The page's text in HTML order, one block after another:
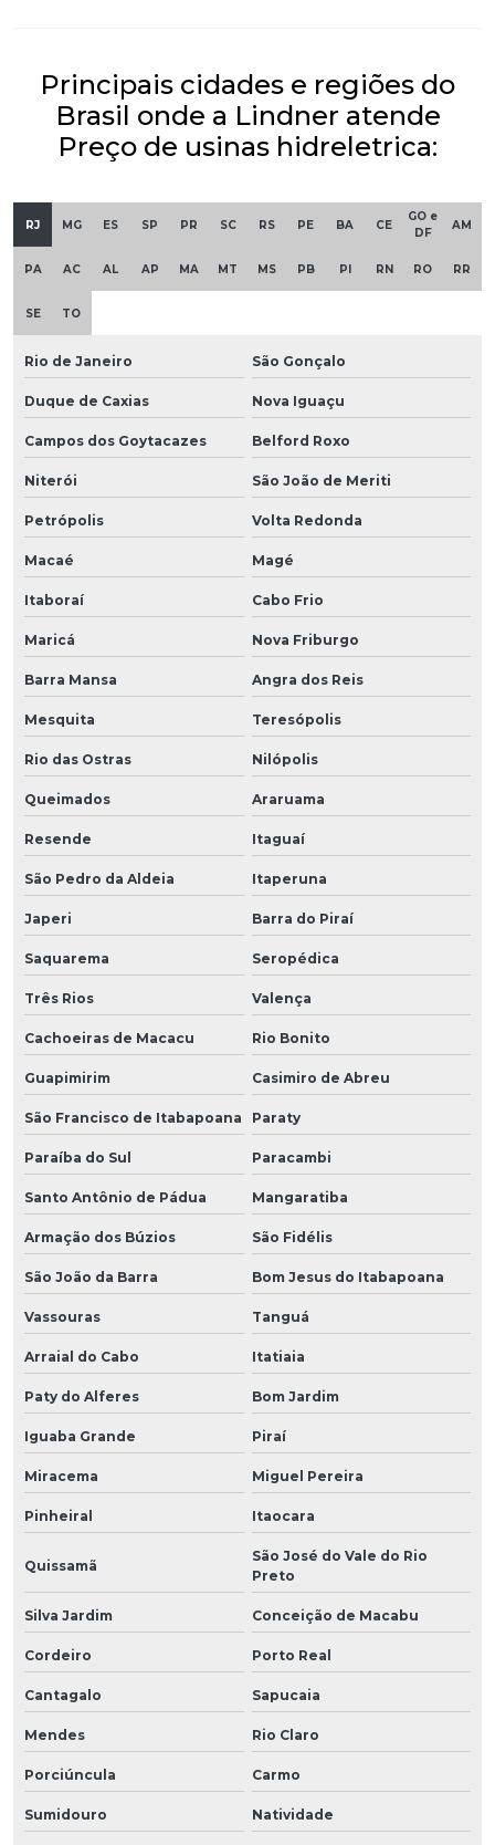
Principais cidades e regiões do
Brasil onde a Lindner atende
Preço de usinas hidreletrica:
RJ MG ES SP PR SC RS PE BA CE
GO e
DF
AM
PA AC AL AP MA MT MS PB PI RN RO RR
SE TO
Rio de Janeiro São Gonçalo
Duque de Caxias Nova Iguaçu
Campos dos Goytacazes Belford Roxo
Niterói São João de Meriti
Petrópolis Volta Redonda
Macaé Magé
Itaboraí Cabo Frio
Maricá Nova Friburgo
Barra Mansa Angra dos Reis
Mesquita Teresópolis
Rio das Ostras Nilópolis
Queimados Araruama
Resende Itaguaí
São Pedro da Aldeia Itaperuna
Japeri Barra do Piraí
Saquarema Seropédica
Três Rios Valença
Cachoeiras de Macacu Rio Bonito
Guapimirim Casimiro de Abreu
São Francisco de Itabapoana Paraty
Paraíba do Sul Paracambi
Santo Antônio de Pádua Mangaratiba
Armação dos Búzios São Fidélis
São João da Barra Bom Jesus do Itabapoana
Vassouras Tanguá
Arraial do Cabo Itatiaia
Paty do Alferes Bom Jardim
Iguaba Grande Piraí
Miracema Miguel Pereira
Pinheiral Itaocara
Quissamã
São José do Vale do Rio
Preto
Silva Jardim Conceição de Macabu
Cordeiro Porto Real
Cantagalo Sapucaia
Mendes Rio Claro
Porciúncula Carmo
Sumidouro Natividade